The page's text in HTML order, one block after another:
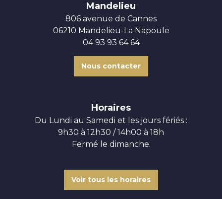
Mandelieu
806 avenue de Cannes
06210 Mandelieu-La Napoule
04 93 93 64 64
Nous contacter
Horaires
Du Lundi au Samedi et les jours fériés :
9h30 à 12h30 / 14h00 à 18h
Fermé le dimanche.
Voir tous les horaires